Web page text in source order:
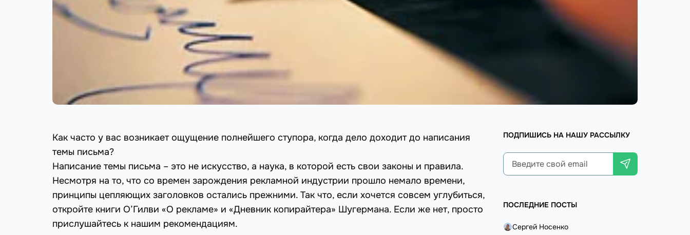
Как часто у вас возникает ощущение полнейшего ступора, когда дело доходит до написания
темы письма?
Написание темы письма – это не искусство, а наука, в которой есть свои законы и правила.
Несмотря на то, что со времен зарождения рекламной индустрии прошло немало времени,
принципы цепляющих заголовков остались прежними. Так что, если хочется совсем углубиться,
откройте книги О’Гилви «О рекламе» и «Дневник копирайтера» Шугермана. Если же нет, просто
прислушайтесь к нашим рекомендациям.
ПОДПИШИСЬ НА НАШУ РАССЫЛКУ
ПОСЛЕДНИЕ ПОСТЫ
Сергей Носенко